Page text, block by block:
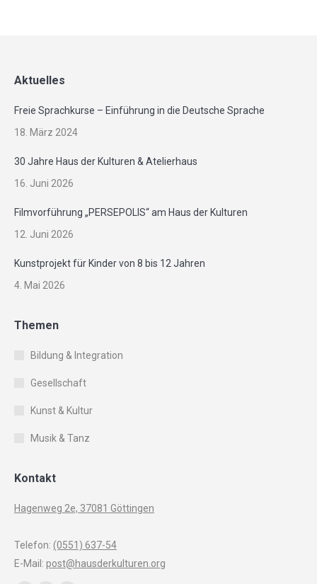
Aktuelles
Freie Sprachkurse – Einführung in die Deutsche Sprache
18. März 2024
30 Jahre Haus der Kulturen & Atelierhaus
16. Juni 2026
Filmvorführung „PERSEPOLIS“ am Haus der Kulturen
12. Juni 2026
Kunstprojekt für Kinder von 8 bis 12 Jahren
4. Mai 2026
Themen
Bildung & Integration
Gesellschaft
Kunst & Kultur
Musik & Tanz
Kontakt
Hagenweg 2e, 37081 Göttingen
Telefon: (0551) 637-54
E-Mail: post@hausderkulturen.org